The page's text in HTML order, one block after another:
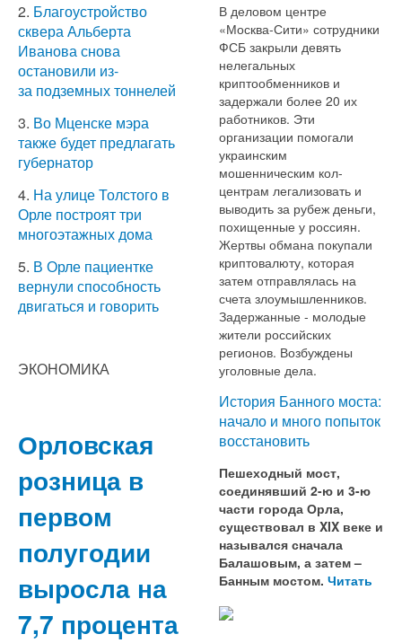
2. Благоустройство
сквера Альберта
Иванова снова
остановили из-
за подземных тоннелей
3. Во Мценске мэра
также будет предлагать
губернатор
4. На улице Толстого в
Орле построят три
многоэтажных дома
5. В Орле пациентке
вернули способность
двигаться и говорить
ЭКОНОМИКА
Орловская
розница в
первом
полугодии
выросла на
7,7 процента
В деловом центре
«Москва-Сити» сотрудники
ФСБ закрыли девять
нелегальных
криптообменников и
задержали более 20 их
работников. Эти
организации помогали
украинским
мошенническим кол-
центрам легализовать и
выводить за рубеж деньги,
похищенные у россиян.
Жертвы обмана покупали
криптовалюту, которая
затем отправлялась на
счета злоумышленников.
Задержанные - молодые
жители российских
регионов. Возбуждены
уголовные дела.
История Банного моста:
начало и много попыток
восстановить
Пешеходный мост,
соединявший 2-ю и 3-ю
части города Орла,
существовал в XIX веке и
назывался сначала
Балашовым, а затем –
Банным мостом. Читать